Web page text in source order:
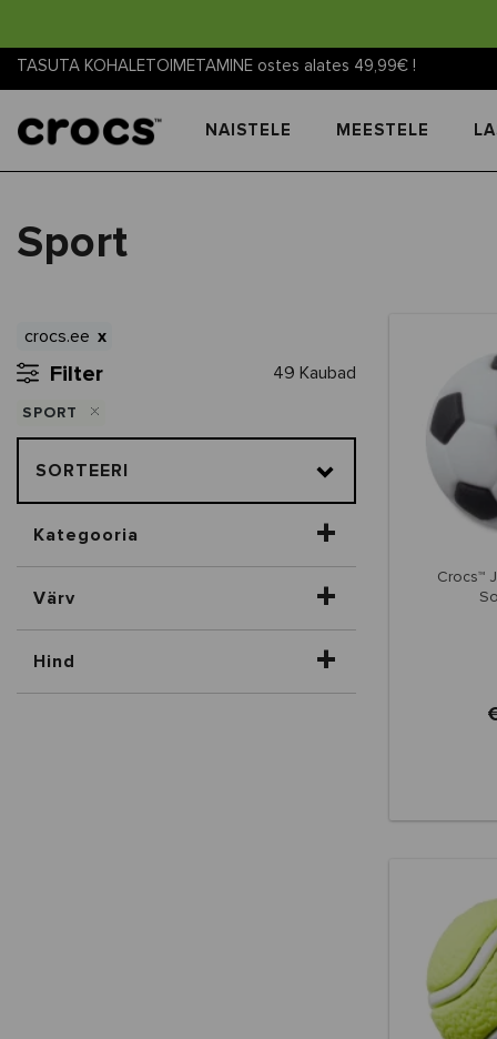
TASUTA KOHALETOIMETAMINE ostes alates 49,99€ !
NAISTELE MEESTELE
Sport
crocs.ee
Filter 49 Kaubad
SPORT
SORTEERI
Kategooria
Värv
Hind
Crocs™